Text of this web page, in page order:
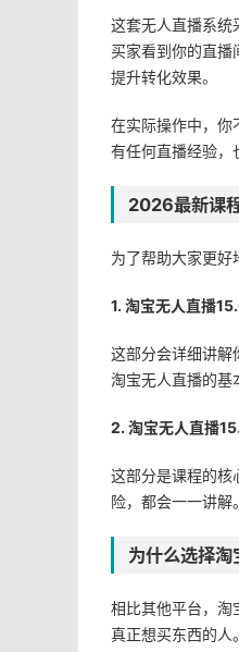
这套无人直播系统
买家看到你的直
提升转化效果。
在实际操作中，你
有任何直播经验，
2026最新课程
为了帮助大家更好
1. 淘宝无人直播
这部分会详细讲解
淘宝无人直播的基
2. 淘宝无人直播
这部分是课程的核
险，都会一一讲解
为什么选择淘
相比其他平台，淘
真正想买东西的人